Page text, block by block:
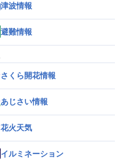
津波情報
避難情報
さくら開花情報
あじさい情報
花火天気
イルミネーション